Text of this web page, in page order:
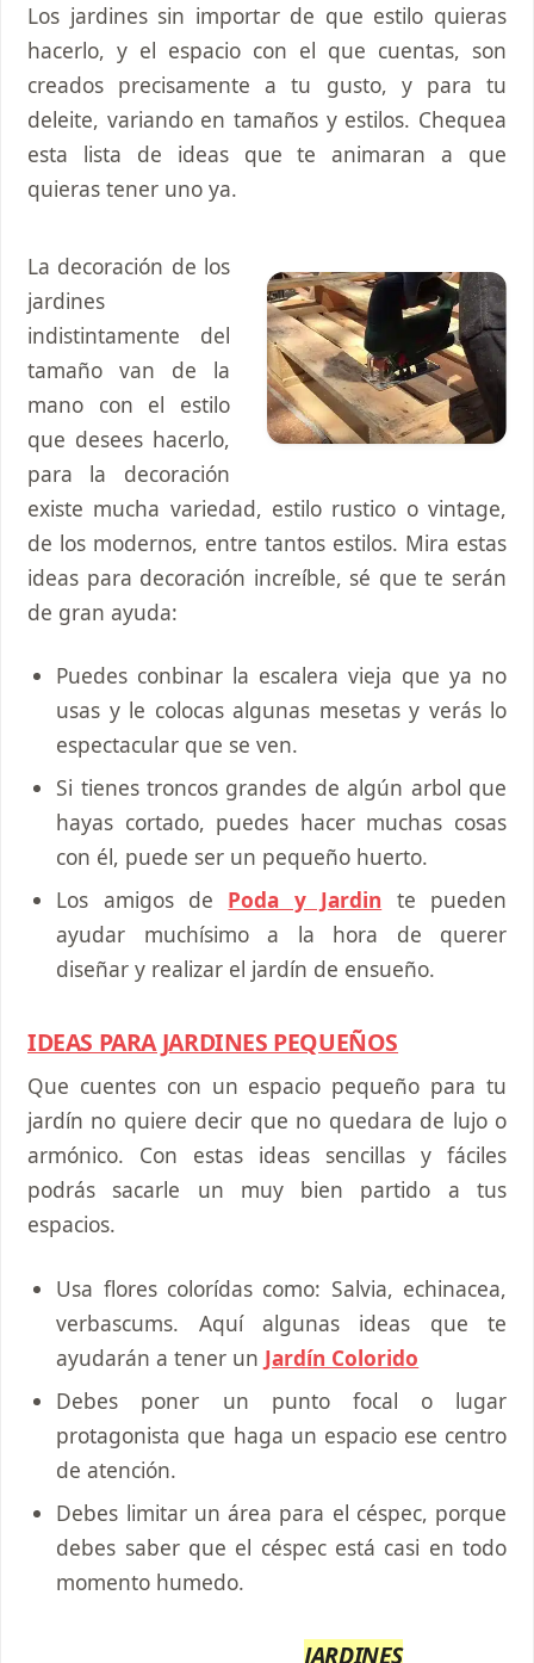
Los jardines sin importar de que estilo quieras
hacerlo, y el espacio con el que cuentas, son
creados precisamente a tu gusto, y para tu
deleite, variando en tamaños y estilos. Chequea
esta lista de ideas que te animaran a que
quieras tener uno ya.
La decoración de los
jardines
indistintamente del
tamaño van de la
mano con el estilo
que desees hacerlo,
para la decoración
existe mucha variedad, estilo rustico o vintage,
de los modernos, entre tantos estilos. Mira estas
ideas para decoración increíble, sé que te serán
de gran ayuda:
Puedes conbinar la escalera vieja que ya no
usas y le colocas algunas mesetas y verás lo
espectacular que se ven.
Si tienes troncos grandes de algún arbol que
hayas cortado, puedes hacer muchas cosas
con él, puede ser un pequeño huerto.
Los amigos de Poda y Jardin te pueden
ayudar muchísimo a la hora de querer
diseñar y realizar el jardín de ensueño.
IDEAS PARA JARDINES PEQUEÑOS
Que cuentes con un espacio pequeño para tu
jardín no quiere decir que no quedara de lujo o
armónico. Con estas ideas sencillas y fáciles
podrás sacarle un muy bien partido a tus
espacios.
Usa flores colorídas como: Salvia, echinacea,
verbascums. Aquí algunas ideas que te
ayudarán a tener un Jardín Colorido
Debes poner un punto focal o lugar
protagonista que haga un espacio ese centro
de atención.
Debes limitar un área para el céspec, porque
debes saber que el céspec está casi en todo
momento humedo.
JARDINES